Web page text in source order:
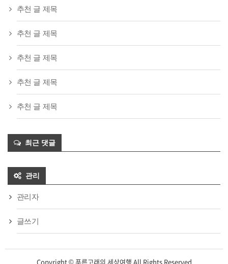
추천 글 제목
추천 글 제목
추천 글 제목
추천 글 제목
추천 글 제목
최근 댓글
관리
관리자
글쓰기
Copyright © 푸른고래의 세상여행 All Rights Reserved